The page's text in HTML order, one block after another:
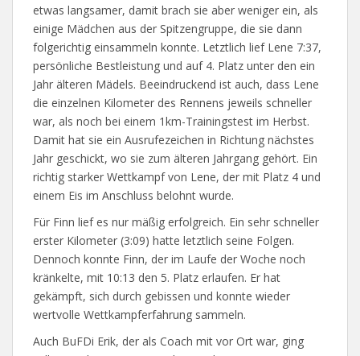
etwas langsamer, damit brach sie aber weniger ein, als
einige Mädchen aus der Spitzengruppe, die sie dann
folgerichtig einsammeln konnte. Letztlich lief Lene 7:37,
persönliche Bestleistung und auf 4. Platz unter den ein
Jahr älteren Mädels. Beeindruckend ist auch, dass Lene
die einzelnen Kilometer des Rennens jeweils schneller
war, als noch bei einem 1km-Trainingstest im Herbst.
Damit hat sie ein Ausrufezeichen in Richtung nächstes
Jahr geschickt, wo sie zum älteren Jahrgang gehört. Ein
richtig starker Wettkampf von Lene, der mit Platz 4 und
einem Eis im Anschluss belohnt wurde.
Für Finn lief es nur mäßig erfolgreich. Ein sehr schneller
erster Kilometer (3:09) hatte letztlich seine Folgen.
Dennoch konnte Finn, der im Laufe der Woche noch
kränkelte, mit 10:13 den 5. Platz erlaufen. Er hat
gekämpft, sich durch gebissen und konnte wieder
wertvolle Wettkampferfahrung sammeln.
Auch BuFDi Erik, der als Coach mit vor Ort war, ging